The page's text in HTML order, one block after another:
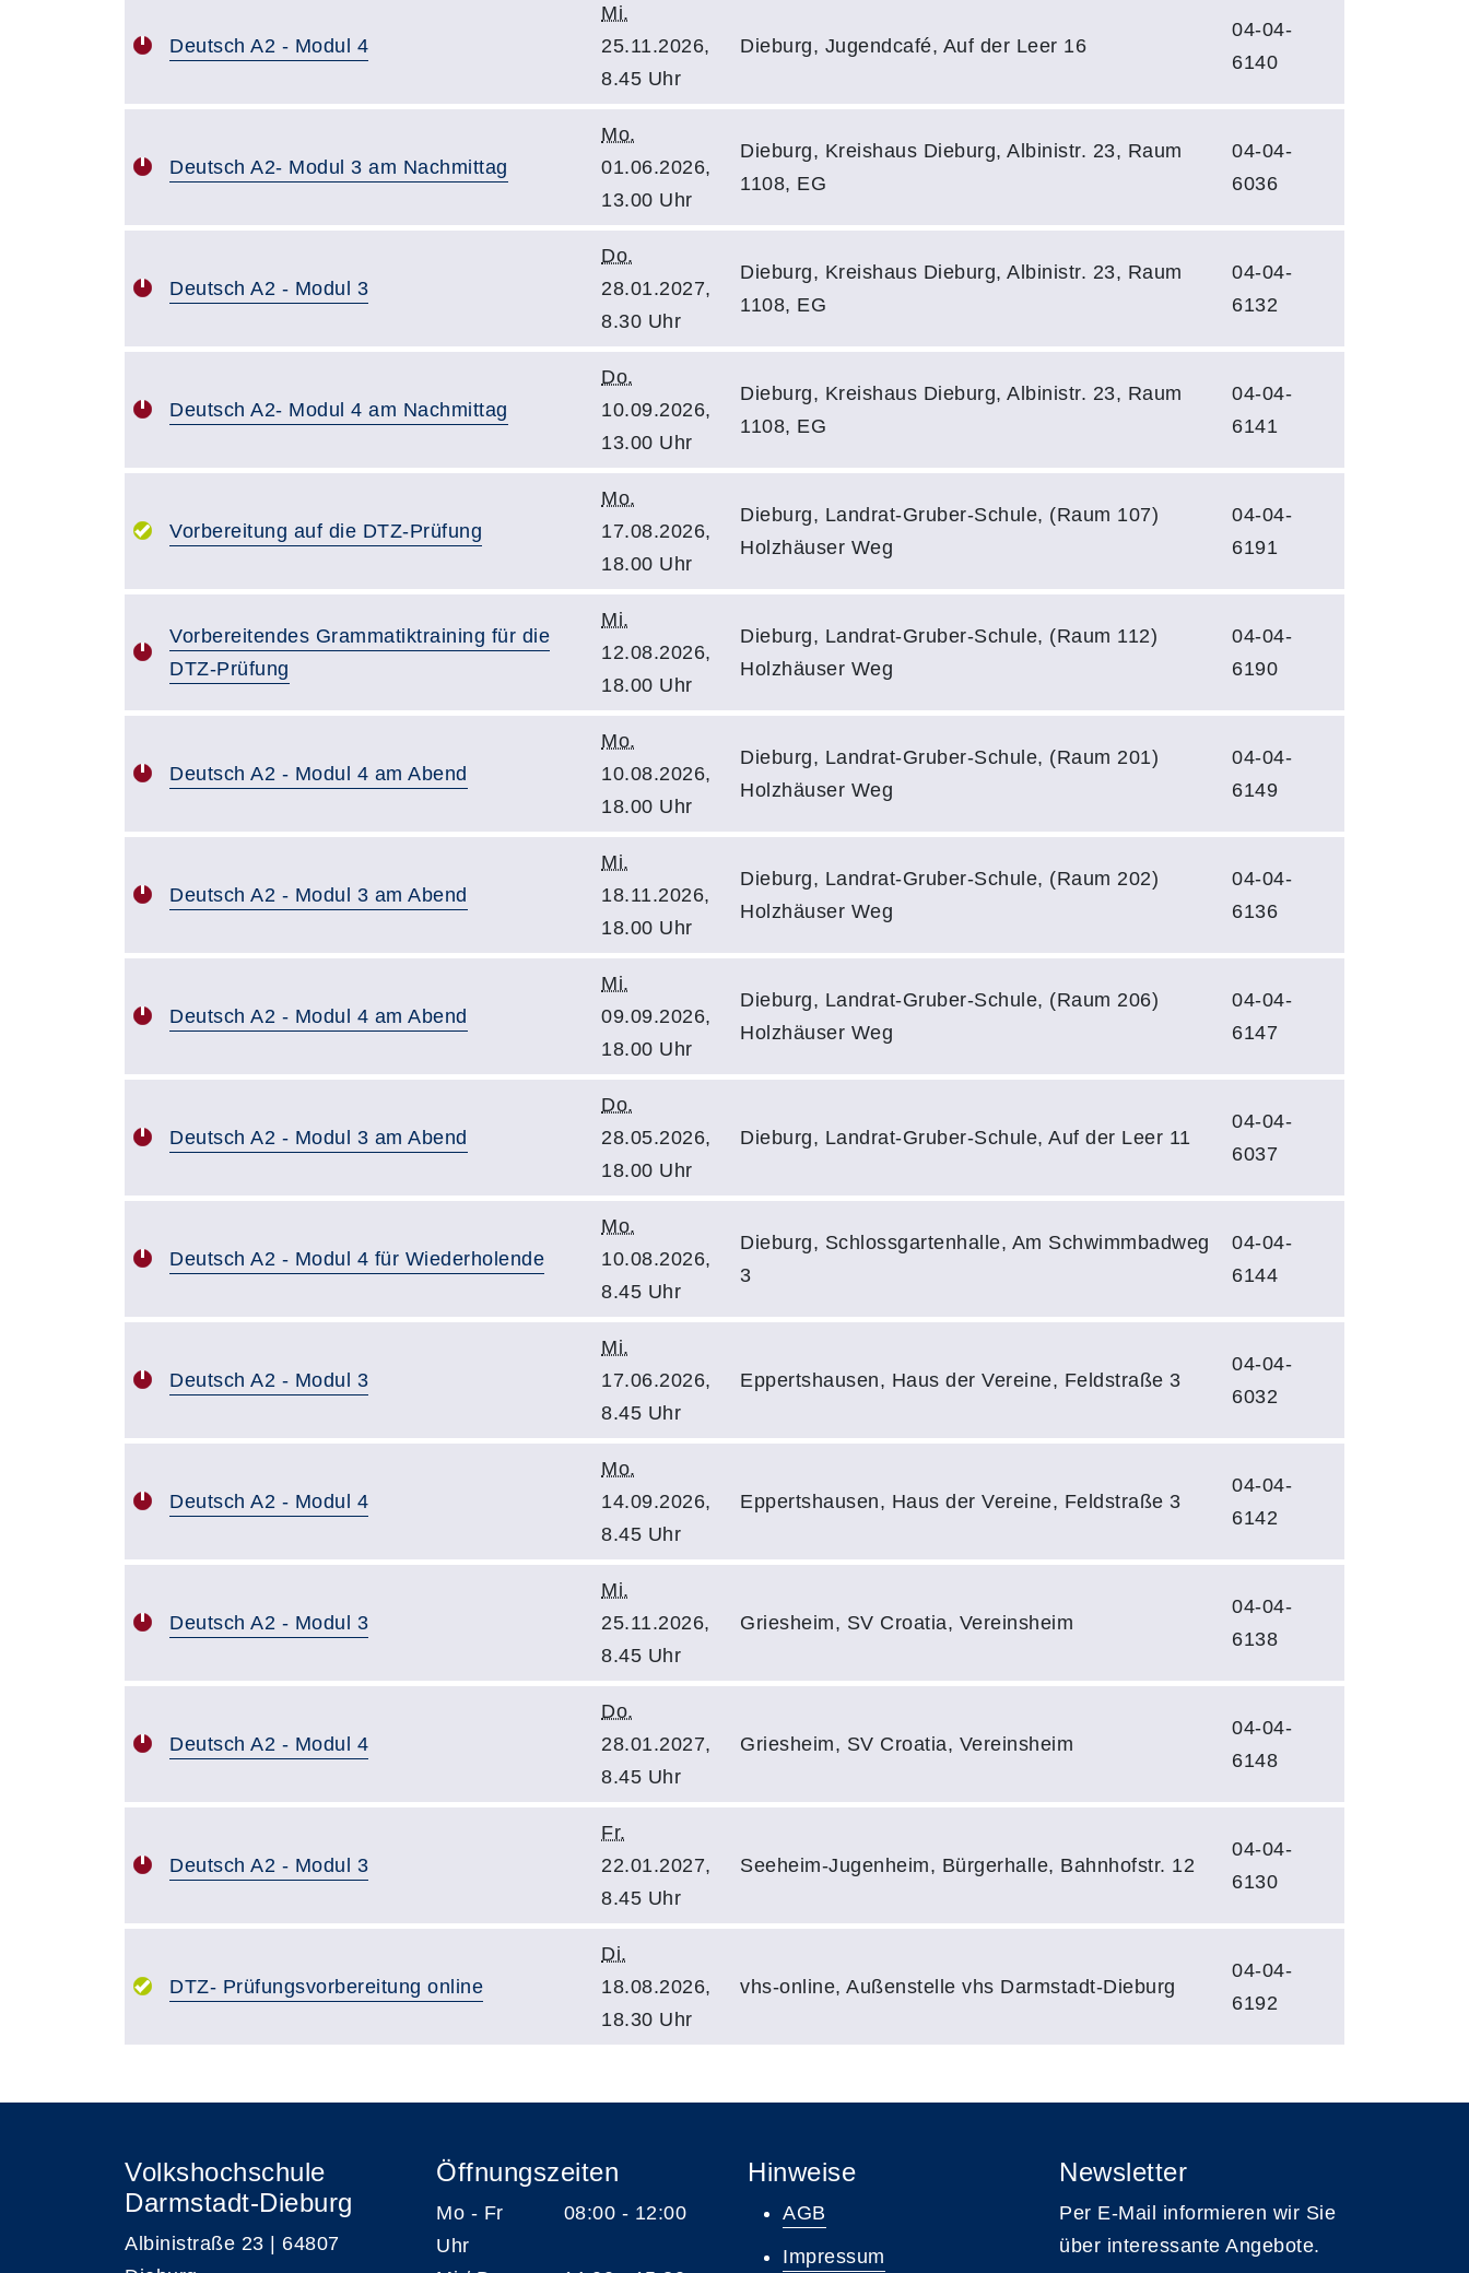
Deutsch A2 - Modul 4
Mi.
25.11.2026,
8.45 Uhr
Dieburg, Jugendcafé, Auf der Leer 16
04-04-
6140
Deutsch A2- Modul 3 am Nachmittag
Mo.
01.06.2026,
13.00 Uhr
Dieburg, Kreishaus Dieburg, Albinistr. 23, Raum
1108, EG
04-04-
6036
Deutsch A2 - Modul 3
Do.
28.01.2027,
8.30 Uhr
Dieburg, Kreishaus Dieburg, Albinistr. 23, Raum
1108, EG
04-04-
6132
Deutsch A2- Modul 4 am Nachmittag
Do.
10.09.2026,
13.00 Uhr
Dieburg, Kreishaus Dieburg, Albinistr. 23, Raum
1108, EG
04-04-
6141
Vorbereitung auf die DTZ-Prüfung
Mo.
17.08.2026,
18.00 Uhr
Dieburg, Landrat-Gruber-Schule, (Raum 107)
Holzhäuser Weg
04-04-
6191
Vorbereitendes Grammatiktraining für die
DTZ-Prüfung
Mi.
12.08.2026,
18.00 Uhr
Dieburg, Landrat-Gruber-Schule, (Raum 112)
Holzhäuser Weg
04-04-
6190
Deutsch A2 - Modul 4 am Abend
Mo.
10.08.2026,
18.00 Uhr
Dieburg, Landrat-Gruber-Schule, (Raum 201)
Holzhäuser Weg
04-04-
6149
Deutsch A2 - Modul 3 am Abend
Mi.
18.11.2026,
18.00 Uhr
Dieburg, Landrat-Gruber-Schule, (Raum 202)
Holzhäuser Weg
04-04-
6136
Deutsch A2 - Modul 4 am Abend
Mi.
09.09.2026,
18.00 Uhr
Dieburg, Landrat-Gruber-Schule, (Raum 206)
Holzhäuser Weg
04-04-
6147
Deutsch A2 - Modul 3 am Abend
Do.
28.05.2026,
18.00 Uhr
Dieburg, Landrat-Gruber-Schule, Auf der Leer 11
04-04-
6037
Deutsch A2 - Modul 4 für Wiederholende
Mo.
10.08.2026,
8.45 Uhr
Dieburg, Schlossgartenhalle, Am Schwimmbadweg
3
04-04-
6144
Deutsch A2 - Modul 3
Mi.
17.06.2026,
8.45 Uhr
Eppertshausen, Haus der Vereine, Feldstraße 3
04-04-
6032
Deutsch A2 - Modul 4
Mo.
14.09.2026,
8.45 Uhr
Eppertshausen, Haus der Vereine, Feldstraße 3
04-04-
6142
Deutsch A2 - Modul 3
Mi.
25.11.2026,
8.45 Uhr
Griesheim, SV Croatia, Vereinsheim
04-04-
6138
Deutsch A2 - Modul 4
Do.
28.01.2027,
8.45 Uhr
Griesheim, SV Croatia, Vereinsheim
04-04-
6148
Deutsch A2 - Modul 3
Fr.
22.01.2027,
8.45 Uhr
Seeheim-Jugenheim, Bürgerhalle, Bahnhofstr. 12
04-04-
6130
DTZ- Prüfungsvorbereitung online
Di.
18.08.2026,
18.30 Uhr
vhs-online, Außenstelle vhs Darmstadt-Dieburg
04-04-
6192
Volkshochschule
Darmstadt-Dieburg
Albinistraße 23 | 64807
Öffnungszeiten
Mo - Fr 08:00 - 12:00
Uhr
Hinweise
AGB
Impressum
Newsletter
Per E-Mail informieren wir Sie
über interessante Angebote.